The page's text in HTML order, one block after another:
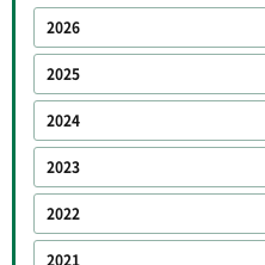
2026
2025
2024
2023
2022
2021